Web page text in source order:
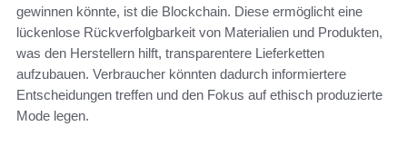
gewinnen könnte, ist die Blockchain. Diese ermöglicht eine
lückenlose Rückverfolgbarkeit von Materialien und Produkten,
was den Herstellern hilft, transparentere Lieferketten
aufzubauen. Verbraucher könnten dadurch informiertere
Entscheidungen treffen und den Fokus auf ethisch produzierte
Mode legen.